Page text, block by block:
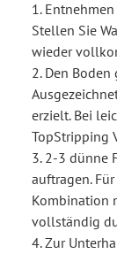
1.
Stellen Sie
wieder
2. Den
erzielt. Bei
TopStripping
3. 2-3 dünne
auftragen.
Kombination
vollständig
4. Zur